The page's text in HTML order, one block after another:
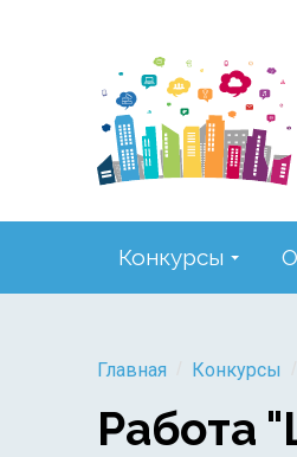
Конкурсы
Главная Конкурсы
Работа